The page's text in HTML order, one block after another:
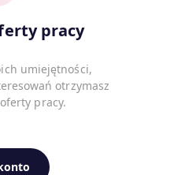
pracy
umiejętności,
otrzymasz
pracy.